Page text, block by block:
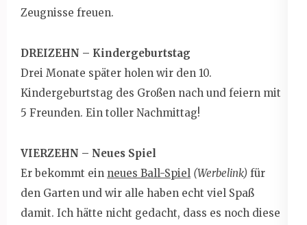
Zeugnisse freuen.
DREIZEHN – Kindergeburtstag
Drei Monate später holen wir den 10.
Kindergeburtstag des Großen nach und feiern mit
5 Freunden. Ein toller Nachmittag!
VIERZEHN – Neues Spiel
Er bekommt ein neues Ball-Spiel (Werbelink) für
den Garten und wir alle haben echt viel Spaß
damit. Ich hätte nicht gedacht, dass es noch diese